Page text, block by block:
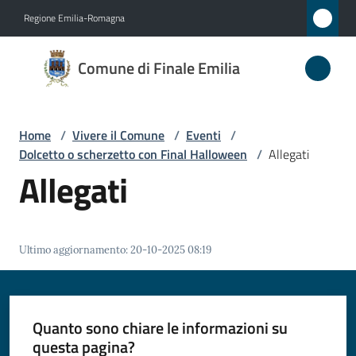
Regione Emilia-Romagna
Comune di Finale Emilia
Comune
di
Emilia
Amministrazione
Vivere
Home / Vivere il Comune / Eventi /
Dolcetto o scherzetto con Final Halloween / Allegati
Allegati
Ultimo aggiornamento:20-10-2025 08:19
Quanto sono chiare le informazioni su
questa pagina?